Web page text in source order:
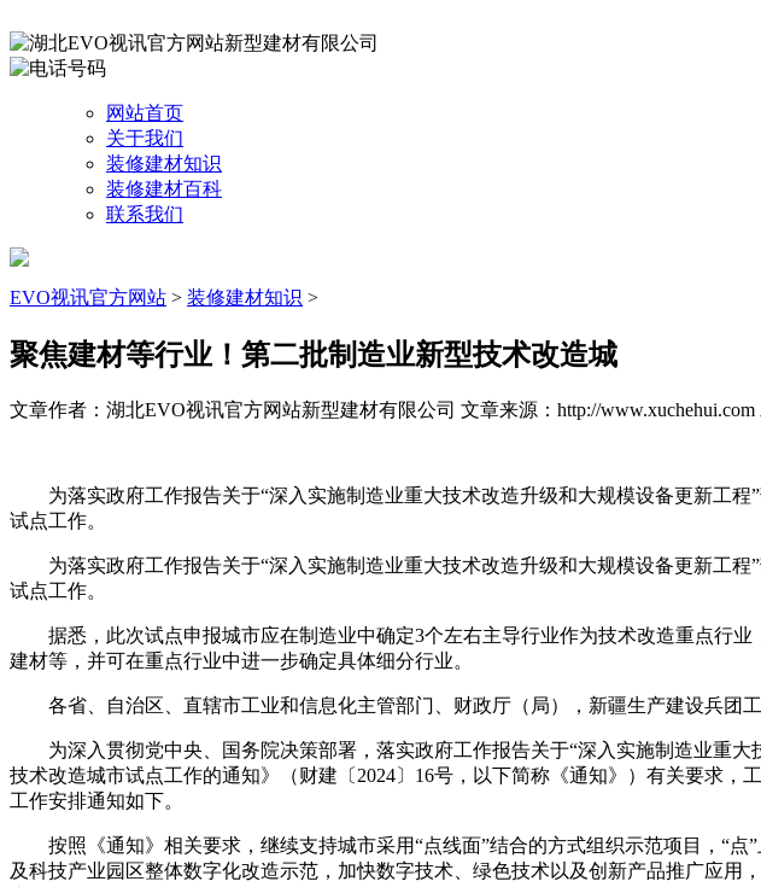
网站首页
关于我们
装修建材知识
装修建材百科
联系我们
EVO视讯官方网站 > 装修建材知识 >
聚焦建材等行业！第二批制造业新型技术改造城
文章作者：湖北EVO视讯官方网站新型建材有限公司 文章来源：http://www.xuchehui.com
为落实政府工作报告关于“深入实施制造业重大技术改造升级和大规模设备更新工程
试点工作。
为落实政府工作报告关于“深入实施制造业重大技术改造升级和大规模设备更新工程
试点工作。
据悉，此次试点申报城市应在制造业中确定3个左右主导行业作为技术改造重点行业
建材等，并可在重点行业中进一步确定具体细分行业。
各省、自治区、直辖市工业和信息化主管部门、财政厅（局），新疆生产建设兵团工
为深入贯彻党中央、国务院决策部署，落实政府工作报告关于“深入实施制造业重大
技术改造城市试点工作的通知》（财建〔2024〕16号，以下简称《通知》）有关要求
工作安排通知如下。
按照《通知》相关要求，继续支持城市采用“点线面”结合的方式组织示范项目，“点
及科技产业园区整体数字化改造示范，加快数字技术、绿色技术以及创新产品推广应